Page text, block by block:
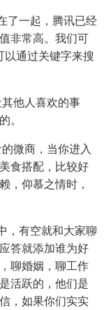
一起，腾讯已经
非常高。我们可
以通过关键字来搜
他人喜欢的事
。
微商，当你进入
食搭配，比较好
，仰慕之情时，
有空就和大家聊
答就添加谁为好
聊婚姻，聊工作
活跃的，他们是
，如果你们实实